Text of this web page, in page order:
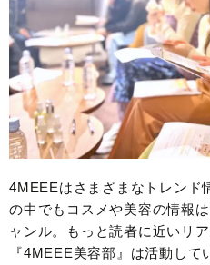
4MEEEはさまざまなトレンド
の中でもコスメや美容の情報
ャンル。もっと読者に近いリ
『4MEEE美容部』は活動し